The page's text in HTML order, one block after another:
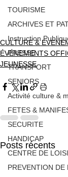
TOURISME
ARCHIVES ET
Instruction
PRESSE
TRANSPORT
SENIORS
Activité culture &
FETES &
SECURITE
HANDICAP
CENTRE DE
PREVENTION DE
CULTURE &
ÉVÉNEMENTS
JEUNESSE
Posts récents